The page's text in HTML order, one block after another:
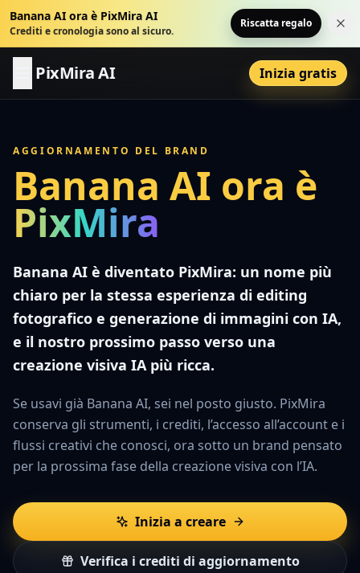
Banana AI ora è PixMira AI
Crediti e cronologia sono al sicuro.
Riscatta regalo
PixMira AI Inizia gratis
AGGIORNAMENTO DEL BRAND
Banana AI ora è
PixMira
Banana AI è diventato PixMira: un nome più
chiaro per la stessa esperienza di editing
fotografico e generazione di immagini con IA,
e il nostro prossimo passo verso una
creazione visiva IA più ricca.
Se usavi già Banana AI, sei nel posto giusto. PixMira
conserva gli strumenti, i crediti, l’accesso all’account e i
flussi creativi che conosci, ora sotto un brand pensato
per la prossima fase della creazione visiva con l’IA.
Inizia a creare
Verifica i crediti di aggiornamento